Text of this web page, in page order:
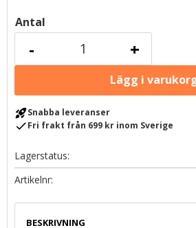
Antal
+
-
rocket_launchSnabba leveranser
checkFri frakt från 699 kr inom Sverige
Lagerstatus
Artikelnr